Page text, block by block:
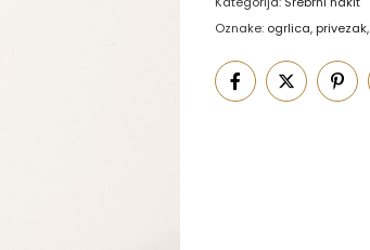
Oznake: ogrlica, privezak,